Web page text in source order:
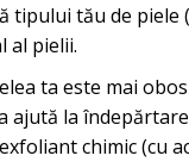
tipului tău de piele
al pielii.
ta este mai
ajută la
chimic (cu